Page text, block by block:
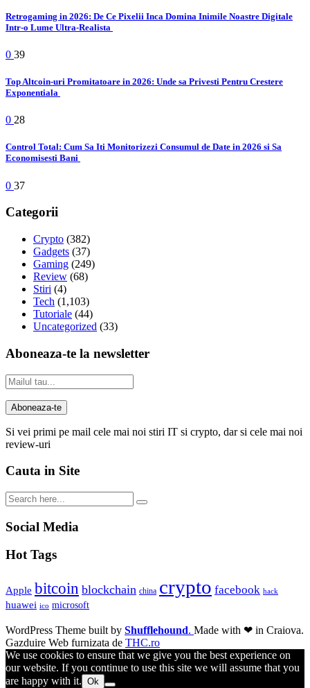
Retrogaming in 2026: De Ce Pixelii Inca Domina Inimile Noastre Digitale
Intr-o Lume Ultra-Realista
0 39
Top Altcoin-uri Promitatoare in 2026: Unde sa Privesti Pentru Crestere
Exponentiala
0 28
Control Total: Cum Sa Iti Monitorizezi Consumul de Date in 2026 si Sa
Economisesti Bani
0 37
Categorii
Crypto (382)
Gadgets (37)
Gaming (249)
Review (68)
Stiri (4)
Tech (1,103)
Tutoriale (44)
Uncategorized (33)
Aboneaza-te la newsletter
Si vei primi pe mail cele mai noi stiri IT si crypto, dar si cele mai noi
review-uri
Cauta in Site
Social Media
Hot Tags
Apple bitcoin blockchain china crypto facebook hack
huawei ico microsoft
WordPress Theme built by Shufflehound. Made with ❤ in Craiova.
Gazduire Web furnizata de THC.ro
We use cookies to ensure that we give you the best experience on
our website. If you continue to use this site we will assume that you
are happy with it. Ok